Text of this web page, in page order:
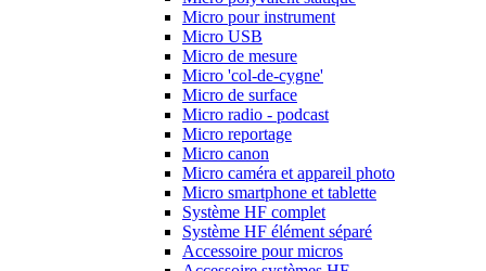
Micro pour instrument
Micro USB
Micro de mesure
Micro 'col-de-cygne'
Micro de surface
Micro radio - podcast
Micro reportage
Micro canon
Micro caméra et appareil photo
Micro smartphone et tablette
Système HF complet
Système HF élément séparé
Accessoire pour micros